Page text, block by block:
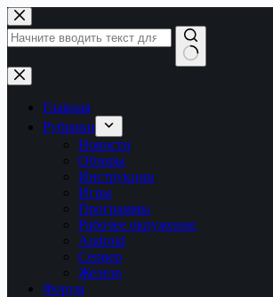
Перейти
к
сути
Ничего
не
найденоГлавная
Рубрики
Новости
Обзоры
Инструкции
Игры
Программы
Рабочее окружение
Android
Сервер
Железо
Форум